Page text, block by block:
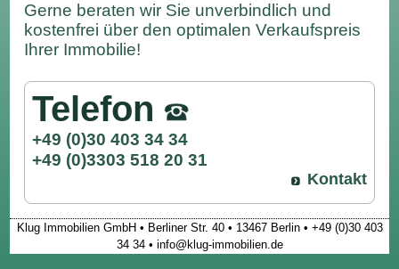
Gerne beraten wir Sie unverbindlich und
kostenfrei über den optimalen Verkaufspreis
Ihrer Immobilie!
Telefon
+49 (0)30 403 34 34
+49 (0)3303 518 20 31
Kontakt
Klug Immobilien GmbH • Berliner Str. 40 • 13467 Berlin • +49 (0)30 403
34 34 • info@klug-immobilien.de